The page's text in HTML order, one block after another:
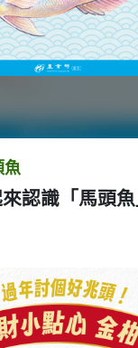
魚
認識「馬頭魚